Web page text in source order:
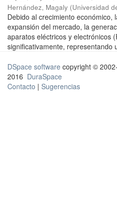
Hernández, Magaly (Universidad
Debido al crecimiento económico,
expansión del mercado, la
aparatos eléctricos y electrónicos
significativamente, representando
DSpace software copyright © 2002-
2016 DuraSpace
Contacto | Sugerencias